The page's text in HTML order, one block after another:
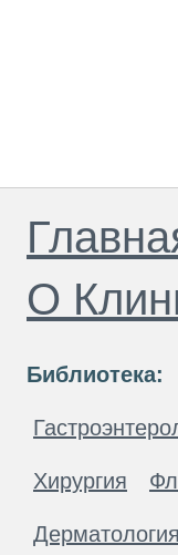
О
Библиотека:
Хирургия
Дерматология